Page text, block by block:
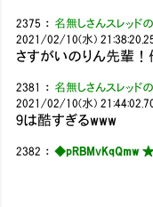
2375 ： 名無しさんスレッド
2021/02/10(水)
さすがいのりん先輩！
2381 ： 名無しさんスレッド
2021/02/10(水)
9は酷すぎるwww
2382 ：◆pRBMvKqQmw